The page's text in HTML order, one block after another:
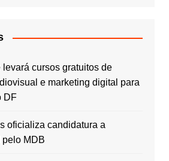
cursos gratuitos de
e marketing digital para
DF
oficializa candidatura a
MDB